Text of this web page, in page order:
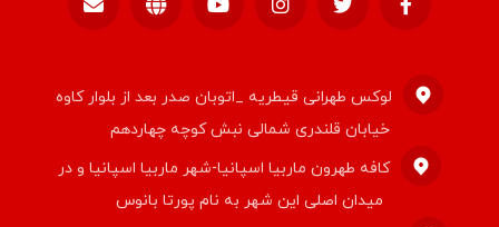
لوکس طهرانی قیطریه _اتوبان صدر بعد از بلوار کاوه
خیابان قلندری شمالی نبش کوچه چهاردهم
کافه طهرون ماربیا اسپانیا-شهر ماربیا اسپانیا و در
میدان اصلی این شهر به نام پورتا بانوس